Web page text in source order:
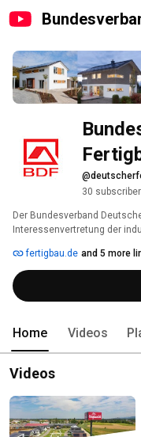
30
Der Bundesverband
Interessenvertretung der
repräsentiert der BDF die
Deutschland. Der Verband
modernsten Musterhaus-
fertigbau.de and 5 more
Home Videos
Videos